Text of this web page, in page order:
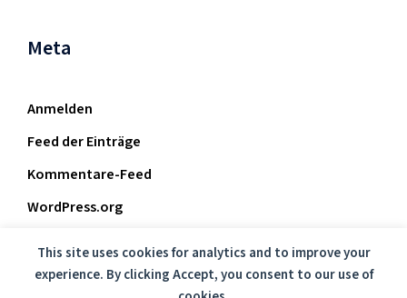
This site uses cookies for analytics and to improve your
experience. By clicking Accept, you consent to our use of
Meta
Anmelden
Feed der Einträge
Kommentare-Feed
WordPress.org